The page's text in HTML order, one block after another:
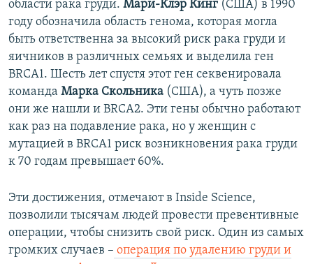
области рака груди. Мари-Клэр Кинг (США) в 1990
году обозначила область генома, которая могла
быть ответственна за высокий риск рака груди и
яичников в различных семьях и выделила ген
BRCA1. Шесть лет спустя этот ген секвенировала
команда Марка Скольника (США), а чуть позже
они же нашли и BRCA2. Эти гены обычно работают
как раз на подавление рака, но у женщин с
мутацией в BRCA1 риск возникновения рака груди
к 70 годам превышает 60%.
Эти достижения, отмечают в Inside Science,
позволили тысячам людей провести превентивные
операции, чтобы снизить свой риск. Один из самых
громких случаев – операция по удалению груди и